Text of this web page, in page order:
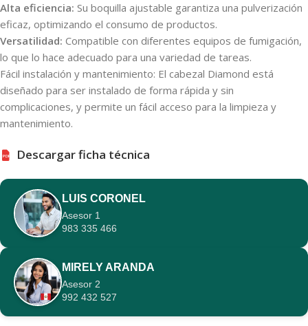
Alta eficiencia: Su boquilla ajustable garantiza una pulverización
eficaz, optimizando el consumo de productos.
Versatilidad: Compatible con diferentes equipos de fumigación,
lo que lo hace adecuado para una variedad de tareas.
Fácil instalación y mantenimiento: El cabezal Diamond está
diseñado para ser instalado de forma rápida y sin
complicaciones, y permite un fácil acceso para la limpieza y
mantenimiento.
PDF Descargar ficha técnica
LUIS CORONEL
Asesor 1
983 335 466
MIRELY ARANDA
Asesor 2
992 432 527